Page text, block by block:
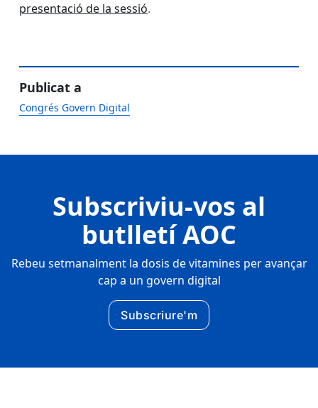
presentació de la sessió.
Publicat a
Congrés Govern Digital
Subscriviu-vos al
butlletí AOC
Rebeu setmanalment la dosis de vitamines per avançar
cap a un govern digital
Subscriure'm